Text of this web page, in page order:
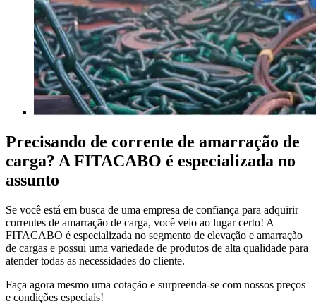
Precisando de corrente de amarração de
carga? A FITACABO é especializada no
assunto
Se você está em busca de uma empresa de confiança para adquirir
correntes de amarração de carga, você veio ao lugar certo! A
FITACABO é especializada no segmento de elevação e amarração
de cargas e possui uma variedade de produtos de alta qualidade para
atender todas as necessidades do cliente.
Faça agora mesmo uma cotação e surpreenda-se com nossos preços
e condições especiais!